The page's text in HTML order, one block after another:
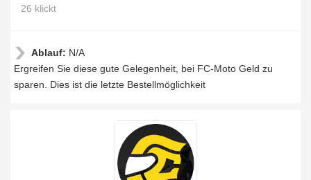
26 klickt
Ablauf: N/A
Ergreifen Sie diese gute Gelegenheit, bei FC-Moto Geld zu
sparen. Dies ist die letzte Bestellmöglichkeit